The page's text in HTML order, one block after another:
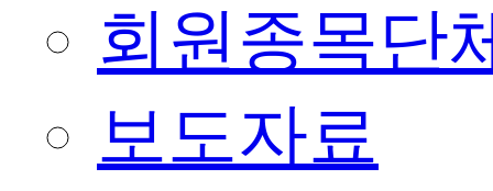
회원종목단
보도자료